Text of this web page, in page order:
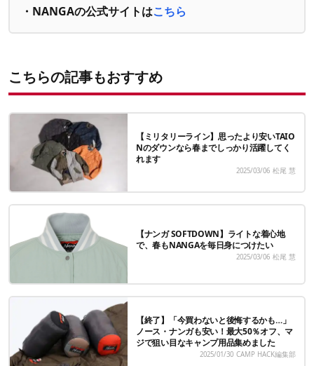
・NANGAの公式サイトはこちら
こちらの記事もおすすめ
【ミリタリーライン】思ったより安いTAIO
Nのダウンなら春までしっかり活躍してく
れます
2025/03/06 松尾 慧
【ナンガ SOFTDOWN】ライトな着心地
で、春もNANGAを毎日身につけたい
2025/03/06 松尾 慧
【終了】「今買わないと後悔するかも…」
ノース・ナンガも安い！最大50％オフ、マ
ジで狙い目なキャンプ用品集めました
2025/01/30 CAMP HACK編集部